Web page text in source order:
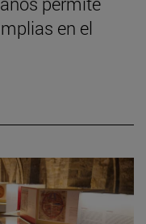
en el